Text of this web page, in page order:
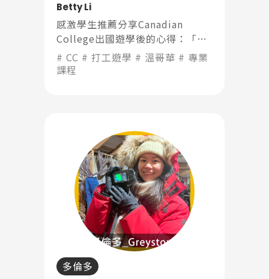
Betty Li
感激學生推薦分享Canadian
College出國遊學後的心得：「小
班制，我覺得這點很不錯，因為你
就有很多時間可以儘量問老師問
CC 打工遊學 溫哥華
專業
課程
多倫多